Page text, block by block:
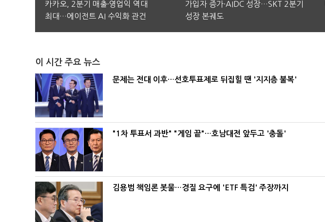
카카오, 2분기 매출·영업익 역대
최대…에이전트 AI 수익화 관건
가입자 증가·AIDC 성장…SKT 2분기
성장 본궤도
이 시간 주요 뉴스
문제는 전대 이후…선호투표제로 뒤집힐 땐 '지지층 불복'
"1차 투표서 과반" "게임 끝"…호남대전 앞두고 '충돌'
김용범 책임론 봇물…경질 요구에 'ETF 특검' 주장까지